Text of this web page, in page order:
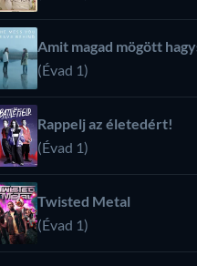
Amit magad mögött
(Évad 1)
Rappelj az életedért!
(Évad 1)
Twisted Metal
(Évad 1)